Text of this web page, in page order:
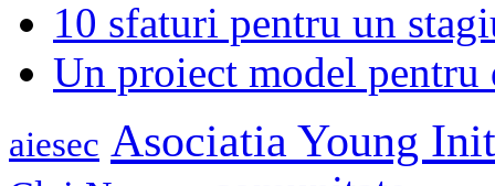
10 sfaturi pentru un
Un proiect model
aiesec Asociatia Young